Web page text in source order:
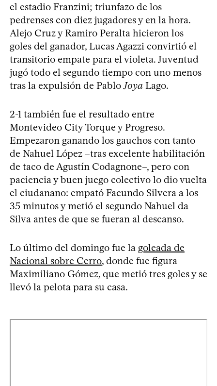
el estadio Franzini; triunfazo de los
pedrenses con diez jugadores y en la hora.
Alejo Cruz y Ramiro Peralta hicieron los
goles del ganador, Lucas Agazzi convirtió el
transitorio empate para el violeta. Juventud
jugó todo el segundo tiempo con uno menos
tras la expulsión de PabloJoya Lago.
2-1 también fue el resultado entre
Montevideo City Torque y Progreso.
Empezaron ganando los gauchos con tanto
de Nahuel López –tras excelente habilitación
de taco de Agustín Codagnone–, pero con
paciencia y buen juego colectivo lo dio vuelta
el ciudanano: empató Facundo Silvera a los
35 minutos y metió el segundo Nahuel da
Silva antes de que se fueran al descanso.
Lo último del domingo fue la goleada de
Nacional sobre Cerro, donde fue figura
Maximiliano Gómez, que metió tres goles y se
llevó la pelota para su casa.